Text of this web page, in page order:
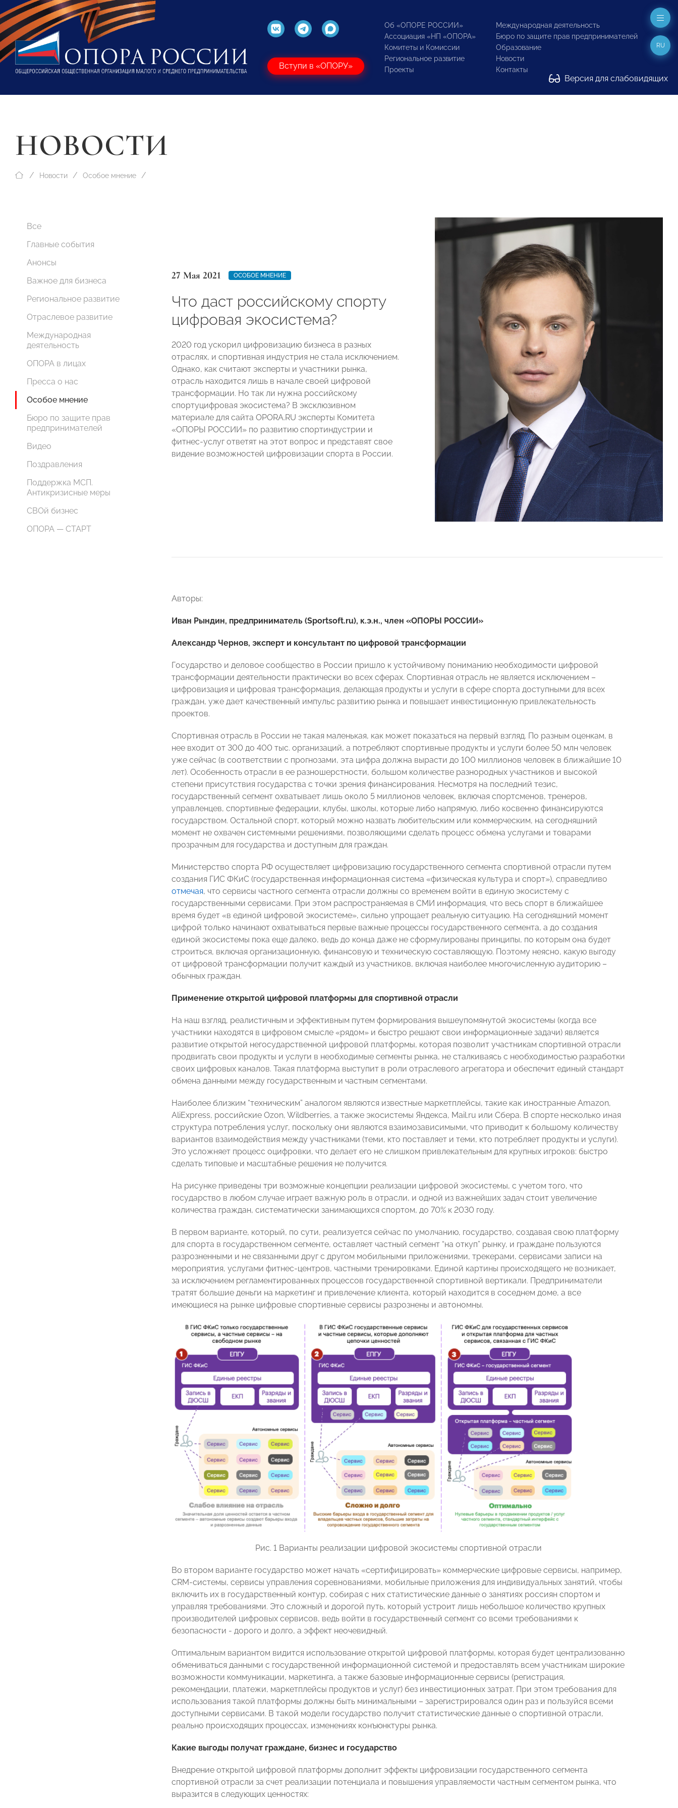
Вступи в «ОПОРУ»
Об «ОПОРЕ РОССИИ»
Ассоциация «НП «ОПОРА»
Комитеты и Комиссии
Региональное развитие
Проекты
Международная деятельность
Бюро по защите прав предпринимателей
Образование
Новости
Контакты
Версия для слабовидящих
RU
НОВОСТИ
Новости Особое мнение
Все
Главные события
Анонсы
Важное для бизнеса
Региональное развитие
Отраслевое развитие
Международная
деятельность
ОПОРА в лицах
Пресса о нас
Особое мнение
Бюро по защите прав
предпринимателей
Видео
Поздравления
Поддержка МСП.
Антикризисные меры
СВОй бизнес
ОПОРА — СТАРТ
27 Мая 2021 ОСОБОЕ МНЕНИЕ
Что даст российскому спорту
цифровая экосистема?
2020 год ускорил цифровизацию бизнеса в разных
отраслях, и спортивная индустрия не стала исключением.
Однако, как считают эксперты и участники рынка,
отрасль находится лишь в начале своей цифровой
трансформации. Но так ли нужна российскому
спортуцифровая экосистема? В эксклюзивном
материале для сайта OPORA.RU эксперты Комитета
«ОПОРЫ РОССИИ» по развитию спортиндустрии и
фитнес-услуг ответят на этот вопрос и представят свое
видение возможностей цифровизации спорта в России.
Авторы:
Иван Рындин, предприниматель (Sportsoft.ru), к.э.н., член «ОПОРЫ РОССИИ»
Александр Чернов, эксперт и консультант по цифровой трансформации
Государство и деловое сообщество в России пришло к устойчивому пониманию необходимости цифровой
трансформации деятельности практически во всех сферах. Спортивная отрасль не является исключением –
цифровизация и цифровая трансформация, делающая продукты и услуги в сфере спорта доступными для всех
граждан, уже дает качественный импульс развитию рынка и повышает инвестиционную привлекательность
проектов.
Спортивная отрасль в России не такая маленькая, как может показаться на первый взгляд. По разным оценкам, в
нее входит от 300 до 400 тыс. организаций, а потребляют спортивные продукты и услуги более 50 млн человек
уже сейчас (в соответствии с прогнозами, эта цифра должна вырасти до 100 миллионов человек в ближайшие 10
лет). Особенность отрасли в ее разношерстности, большом количестве разнородных участников и высокой
степени присутствия государства с точки зрения финансирования. Несмотря на последний тезис,
государственный сегмент охватывает лишь около 5 миллионов человек, включая спортсменов, тренеров,
управленцев, спортивные федерации, клубы, школы, которые либо напрямую, либо косвенно финансируются
государством. Остальной спорт, который можно назвать любительским или коммерческим, на сегодняшний
момент не охвачен системными решениями, позволяющими сделать процесс обмена услугами и товарами
прозрачным для государства и доступным для граждан.
Министерство спорта РФ осуществляет цифровизацию государственного сегмента спортивной отрасли путем
создания ГИС ФКиС (государственная информационная система «физическая культура и спорт»), справедливо
отмечая, что сервисы частного сегмента отрасли должны со временем войти в единую экосистему с
государственными сервисами. При этом распространяемая в СМИ информация, что весь спорт в ближайшее
время будет «в единой цифровой экосистеме», сильно упрощает реальную ситуацию. На сегодняшний момент
цифрой только начинают охватываться первые важные процессы государственного сегмента, а до создания
единой экосистемы пока еще далеко, ведь до конца даже не сформулированы принципы, по которым она будет
строиться, включая организационную, финансовую и техническую составляющую. Поэтому неясно, какую выгоду
от цифровой трансформации получит каждый из участников, включая наиболее многочисленную аудиторию –
обычных граждан.
Применение открытой цифровой платформы для спортивной отрасли
На наш взгляд, реалистичным и эффективным путем формирования вышеупомянутой экосистемы (когда все
участники находятся в цифровом смысле «рядом» и быстро решают свои информационные задачи) является
развитие открытой негосударственной цифровой платформы, которая позволит участникам спортивной отрасли
продвигать свои продукты и услуги в необходимые сегменты рынка, не сталкиваясь с необходимостью разработки
своих цифровых каналов. Такая платформа выступит в роли отраслевого агрегатора и обеспечит единый стандарт
обмена данными между государственным и частным сегментами.
Наиболее близким “техническим” аналогом являются известные маркетплейсы, такие как иностранные Amazon,
AliExpress, российские Ozon, Wildberries, а также экосистемы Яндекса, Mail.ru или Сбера. В спорте несколько иная
структура потребления услуг, поскольку они являются взаимозависимыми, что приводит к большому количеству
вариантов взаимодействия между участниками (теми, кто поставляет и теми, кто потребляет продукты и услуги).
Это усложняет процесс оцифровки, что делает его не слишком привлекательным для крупных игроков: быстро
сделать типовые и масштабные решения не получится.
На рисунке приведены три возможные концепции реализации цифровой экосистемы, с учетом того, что
государство в любом случае играет важную роль в отрасли, и одной из важнейших задач стоит увеличение
количества граждан, систематически занимающихся спортом, до 70% к 2030 году.
В первом варианте, который, по сути, реализуется сейчас по умолчанию, государство, создавая свою платформу
для спорта в государственном сегменте, оставляет частный сегмент “на откуп” рынку, и граждане пользуются
разрозненными и не связанными друг с другом мобильными приложениями, трекерами, сервисами записи на
мероприятия, услугами фитнес-центров, частными тренировками. Единой картины происходящего не возникает,
за исключением регламентированных процессов государственной спортивной вертикали. Предприниматели
тратят большие деньги на маркетинг и привлечение клиента, который находится в соседнем доме, а все
имеющиеся на рынке цифровые спортивные сервисы разрознены и автономны.
Рис. 1 Варианты реализации цифровой экосистемы спортивной отрасли
Во втором варианте государство может начать «сертифицировать» коммерческие цифровые сервисы, например,
CRM-системы, сервисы управления соревнованиями, мобильные приложения для индивидуальных занятий, чтобы
включить их в государственный контур, собирая с них статистические данные о занятиях россиян спортом и
управляя требованиями. Это сложный и дорогой путь, который устроит лишь небольшое количество крупных
производителей цифровых сервисов, ведь войти в государственный сегмент со всеми требованиями к
безопасности - дорого и долго, а эффект неочевидный.
Оптимальным вариантом видится использование открытой цифровой платформы, которая будет централизованно
обмениваться данными с государственной информационной системой и предоставлять всем участникам широкие
возможности коммуникации, маркетинга, а также базовые информационные сервисы (регистрация,
рекомендации, платежи, маркетплейсы продуктов и услуг) без инвестиционных затрат. При этом требования для
использования такой платформы должны быть минимальными – зарегистрировался один раз и пользуйся всеми
доступными сервисами. В такой модели государство получит статистические данные о спортивной отрасли,
реально происходящих процессах, изменениях конъюнктуры рынка.
Какие выгоды получат граждане, бизнес и государство
Внедрение открытой цифровой платформы дополнит эффекты цифровизации государственного сегмента
спортивной отрасли за счет реализации потенциала и повышения управляемости частным сегментом рынка, что
выразится в следующих ценностях: